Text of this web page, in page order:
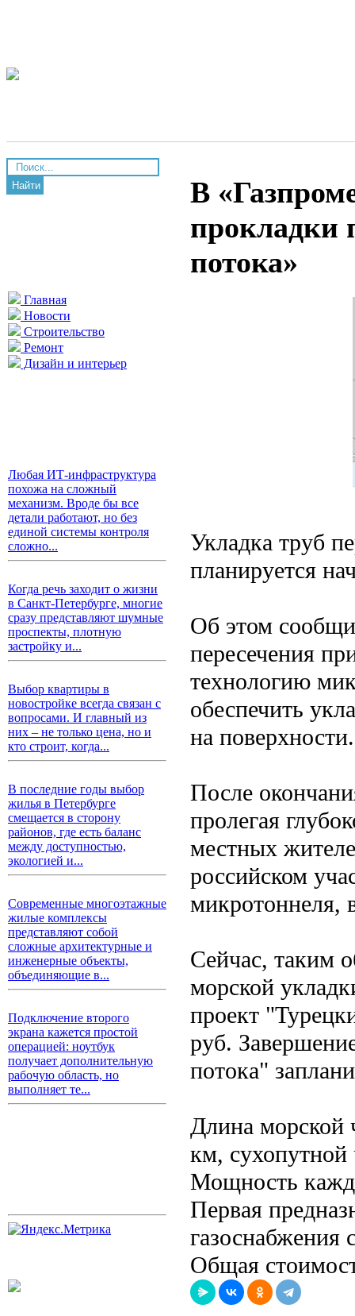
Найти
Главная
Новости
Строительство
Ремонт
Дизайн и интерьер
Любая ИТ-инфраструктура
похожа на сложный
механизм. Вроде бы все
детали работают, но без
единой системы контроля
сложно...
Когда речь заходит о жизни
в Санкт-Петербурге, многие
сразу представляют шумные
проспекты, плотную
застройку и...
Выбор квартиры в
новостройке всегда связан с
вопросами. И главный из
них – не только цена, но и
кто строит, когда...
В последние годы выбор
жилья в Петербурге
смещается в сторону
районов, где есть баланс
между доступностью,
экологией и...
Современные многоэтажные
жилые комплексы
представляют собой
сложные архитектурные и
инженерные объекты,
объединяющие в...
Подключение второго
экрана кажется простой
операцией: ноутбук
получает дополнительную
рабочую область, но
выполняет те...
В
прокладки
потока»
Укладка труб
планируется
Об этом
пересечения
технологию
обеспечить
на поверхности.
После
пролегая
местных
российском
микротоннеля,
Сейчас, таким
морской
проект
руб.
потока"
Длина морской
км, сухопутной
Мощность
Первая
Общая